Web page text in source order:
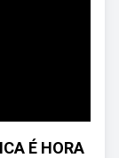
É HORA